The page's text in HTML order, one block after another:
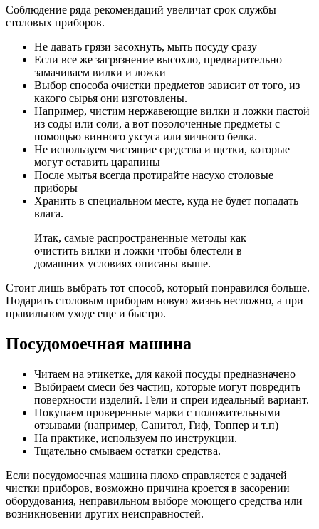
Соблюдение ряда рекомендаций увеличат срок службы
столовых приборов.
Не давать грязи засохнуть, мыть посуду сразу
Если все же загрязнение высохло, предварительно
замачиваем вилки и ложки
Выбор способа очистки предметов зависит от того, из
какого сырья они изготовлены.
Например, чистим нержавеющие вилки и ложки пастой
из соды или соли, а вот позолоченные предметы с
помощью винного уксуса или яичного белка.
Не используем чистящие средства и щетки, которые
могут оставить царапины
После мытья всегда протирайте насухо столовые
приборы
Хранить в специальном месте, куда не будет попадать
влага.
Итак, самые распространенные методы как
очистить вилки и ложки чтобы блестели в
домашних условиях описаны выше.
Стоит лишь выбрать тот способ, который понравился больше.
Подарить столовым приборам новую жизнь несложно, а при
правильном уходе еще и быстро.
Посудомоечная машина
Читаем на этикетке, для какой посуды предназначено
Выбираем смеси без частиц, которые могут повредить
поверхности изделий. Гели и спреи идеальный вариант.
Покупаем проверенные марки с положительными
отзывами (например, Санитол, Гиф, Топпер и т.п)
На практике, используем по инструкции.
Тщательно смываем остатки средства.
Если посудомоечная машина плохо справляется с задачей
чистки приборов, возможно причина кроется в засорении
оборудования, неправильном выборе моющего средства или
возникновении других неисправностей.